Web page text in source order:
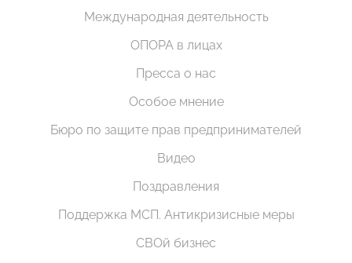
Международная деятельность
ОПОРА в лицах
Пресса о нас
Особое мнение
Бюро по защите прав предпринимателей
Видео
Поздравления
Поддержка МСП. Антикризисные меры
СВОй бизнес